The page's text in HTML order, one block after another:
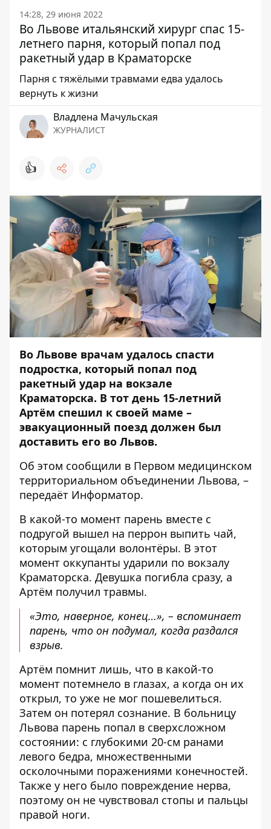
14:28, 29 июня 2022
Во Львове итальянский хирург спас 15-
летнего парня, который попал под
ракетный удар в Краматорске
Парня с тяжёлыми травмами едва удалось
вернуть к жизни
Владлена Мачульская
ЖУРНАЛИСТ
👍
Во Львове врачам удалось спасти
подростка, который попал под
ракетный удар на вокзале
Краматорска. В тот день 15-летний
Артём спешил к своей маме –
эвакуационный поезд должен был
доставить его во Львов.
Об этом сообщили в Первом медицинском
территориальном объединении Львова, –
передаёт Информатор.
В какой-то момент парень вместе с
подругой вышел на перрон выпить чай,
которым угощали волонтёры. В этот
момент оккупанты ударили по вокзалу
Краматорска. Девушка погибла сразу, а
Артём получил травмы.
«Это, наверное, конец…», – вспоминает
парень, что он подумал, когда раздался
взрыв.
Артём помнит лишь, что в какой-то
момент потемнело в глазах, а когда он их
открыл, то уже не мог пошевелиться.
Затем он потерял сознание. В больницу
Львова парень попал в сверхсложном
состоянии: с глубокими 20-см ранами
левого бедра, множественными
осколочными поражениями конечностей.
Также у него было повреждение нерва,
поэтому он не чувствовал стопы и пальцы
правой ноги.